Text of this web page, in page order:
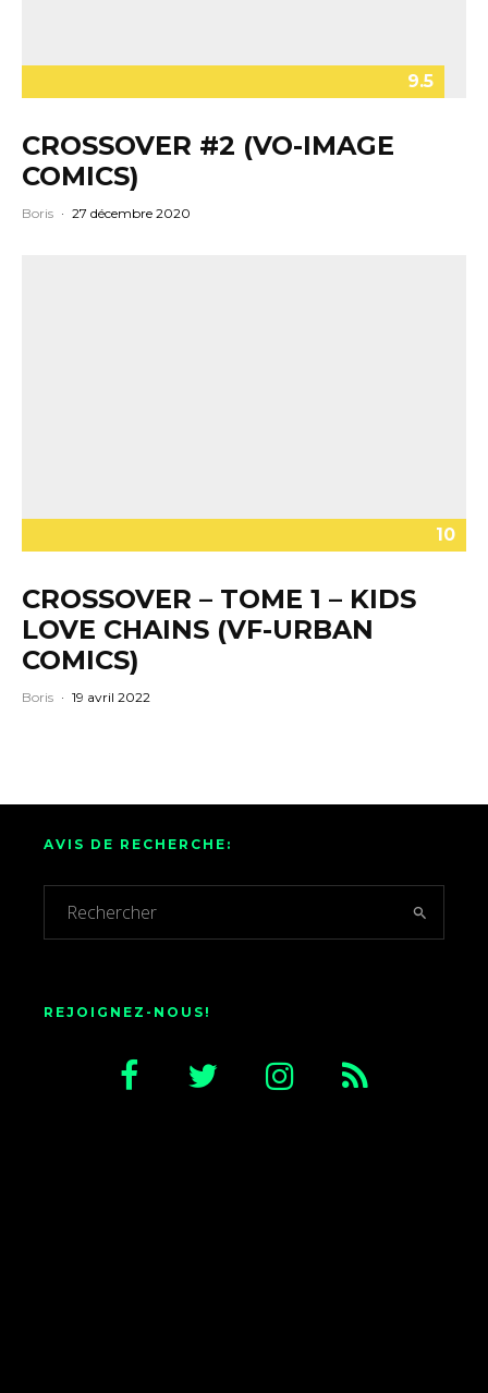
9.5
CROSSOVER #2 (VO-IMAGE
COMICS)
Boris · 27 décembre 2020
10
CROSSOVER – TOME 1 – KIDS
LOVE CHAINS (VF-URBAN
COMICS)
Boris · 19 avril 2022
AVIS DE RECHERCHE:
REJOIGNEZ-NOUS!